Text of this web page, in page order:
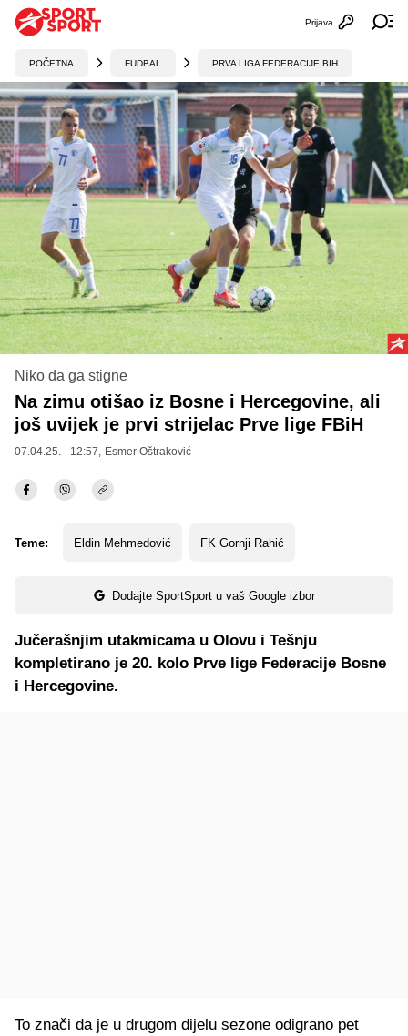
Otvori
Prijava
POČETNA FUDBAL PRVA LIGA FEDERACIJE BIH
Niko da ga stigne
Na zimu otišao iz Bosne i Hercegovine, ali
još uvijek je prvi strijelac Prve lige FBiH
07.04.25. - 12:57, Esmer Oštraković
Teme: Eldin Mehmedović FK Gornji Rahić
Dodajte SportSport u vaš Google izbor
Jučerašnjim utakmicama u Olovu i Tešnju
kompletirano je 20. kolo Prve lige Federacije Bosne
i Hercegovine.
To znači da je u drugom dijelu sezone odigrano pet